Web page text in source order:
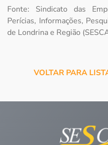
Fonte: Sindicato das
Perícias, Informações,
de Londrina e Região
VOLTAR PARA